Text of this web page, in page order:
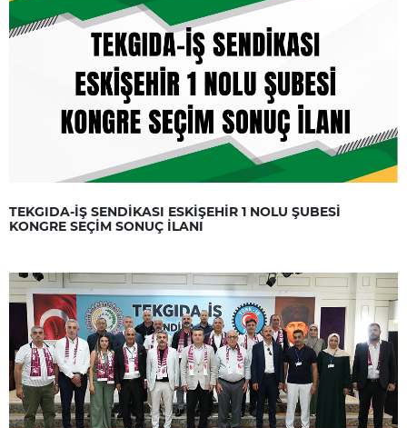
TEKGIDA-İŞ SENDİKASI ESKİŞEHİR 1 NOLU ŞUBESİ
KONGRE SEÇİM SONUÇ İLANI